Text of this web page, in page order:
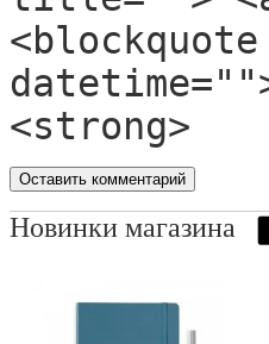
<strong>